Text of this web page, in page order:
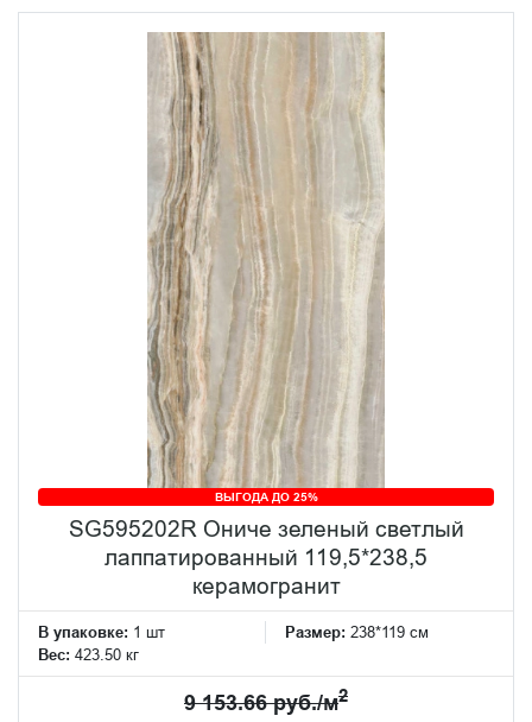
ВЫГОДА ДО 25%
SG595202R Ониче зеленый светлый
лаппатированный 119,5*238,5
керамогранит
В упаковке: 1 шт Размер: 238*119 см
Вес: 423.50 кг
9 153.66 руб./м2